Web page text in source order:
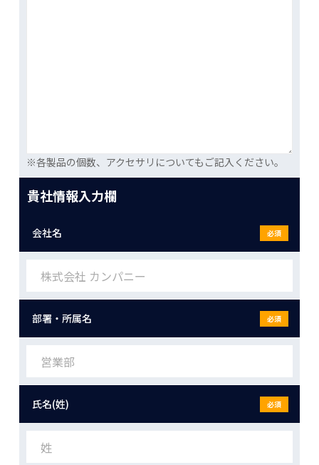
※各製品の個数、アクセサリについてもご記入ください。
貴社情報入力欄
会社名 必須
部署・所属名 必須
氏名(姓) 必須